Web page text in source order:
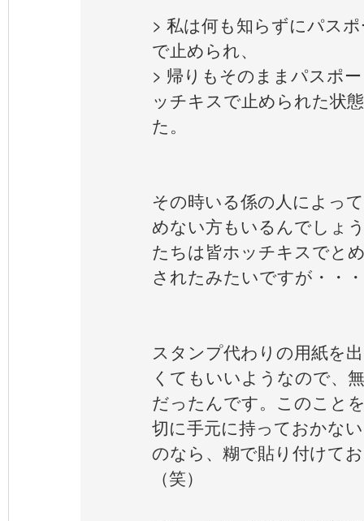
> 私は何も知らずにパス
で止められ、
> 帰りもそのままパスポ
ッチキスで止められた状
た。
その時いる係の人によっ
めない方もいるんでしょ
たちは皆ホッチキスでと
されたみたいですが・・
スタンプ代わりの用紙を
くてもいいようなので、
だったんです。このこと
切に手元に持っておかな
のなら、糊で貼り付けて
（笑）